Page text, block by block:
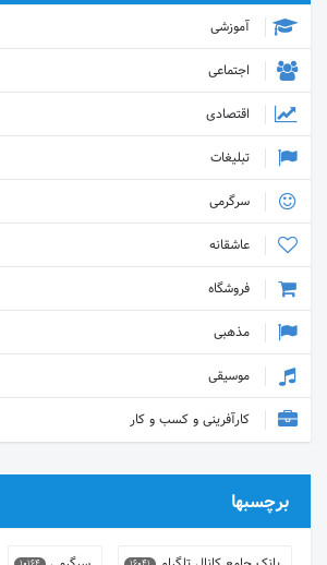
آموزشی
اجتماعی
اقتصادی
تبلیغات
سرگرمی
عاشقانه
فروشگاه
مذهبی
موسیقی
کارآفرینی و کسب و کار
برچسبها